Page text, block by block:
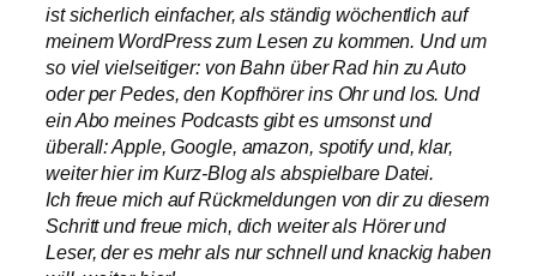
ist sicherlich einfacher, als ständig wöchentlich auf
meinem WordPress zum Lesen zu kommen. Und um
so viel vielseitiger: von Bahn über Rad hin zu Auto
oder per Pedes, den Kopfhörer ins Ohr und los. Und
ein Abo meines Podcasts gibt es umsonst und
überall: Apple, Google, amazon, spotify und, klar,
weiter hier im Kurz-Blog als abspielbare Datei.
Ich freue mich auf Rückmeldungen von dir zu diesem
Schritt und freue mich, dich weiter als Hörer und
Leser, der es mehr als nur schnell und knackig haben